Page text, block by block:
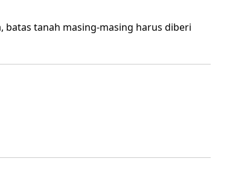
batas tanah masing-masing harus diberi